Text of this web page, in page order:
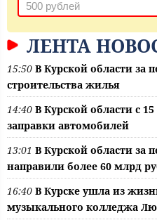
ЛЕНТА
15:50 В Курской области за
строительства жилья
14:40 В Курской области с
заправки автомобилей
13:01 В Курской области за
направили более 60 млрд
16:40 В Курске ушла из
музыкального колледжа